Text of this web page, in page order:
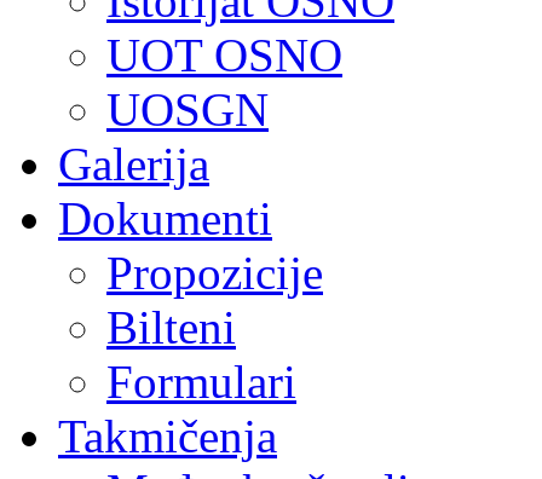
UOT OSNO
UOSGN
Galerija
Dokumenti
Propozicije
Bilteni
Formulari
Takmičenja